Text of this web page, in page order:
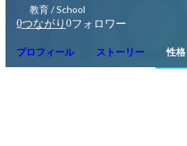
教育 / School
0つながり 0フォロワー
プロフィール ストーリー 性格